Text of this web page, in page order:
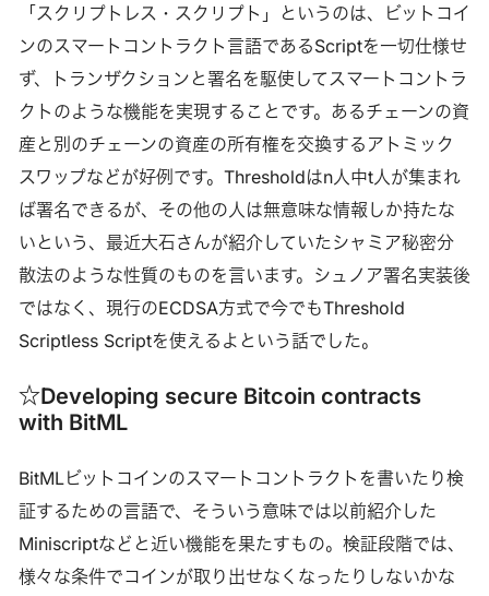
「スクリプトレス・スクリプト」というのは、ビットコイ
ンのスマートコントラクト言語であるScriptを一切仕様せ
ず、トランザクションと署名を駆使してスマートコントラ
クトのような機能を実現することです。あるチェーンの資
産と別のチェーンの資産の所有権を交換するアトミック
スワップなどが好例です。Thresholdはn人中t人が集まれ
ば署名できるが、その他の人は無意味な情報しか持たな
いという、最近大石さんが紹介していたシャミア秘密分
散法のような性質のものを言います。シュノア署名実装後
ではなく、現行のECDSA方式で今でもThreshold
Scriptless Scriptを使えるよという話でした。
☆Developing secure Bitcoin contracts
with BitML
BitMLビットコインのスマートコントラクトを書いたり検
証するための言語で、そういう意味では以前紹介した
Miniscriptなどと近い機能を果たすもの。検証段階では、
様々な条件でコインが取り出せなくなったりしないかな